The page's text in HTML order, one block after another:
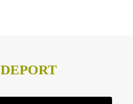
DEPORT